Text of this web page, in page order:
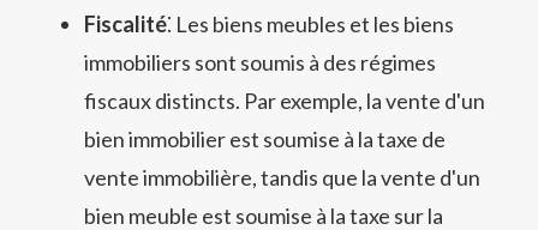
Fiscalité⁚ Les biens meubles et les biens
immobiliers sont soumis à des régimes
fiscaux distincts. Par exemple, la vente d'un
bien immobilier est soumise à la taxe de
vente immobilière, tandis que la vente d'un
bien meuble est soumise à la taxe sur la